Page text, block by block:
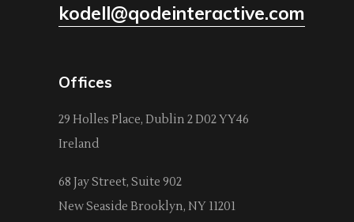
kodell@qodeinteractive.com
Offices
29 Holles Place, Dublin 2 D02 YY46
Ireland
68 Jay Street, Suite 902
New Seaside Brooklyn, NY 11201